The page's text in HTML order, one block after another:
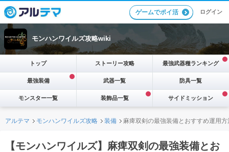
ゲームでポイ活 ログイン
モンハンワイルズ攻略wiki
トップ ストーリー攻略 最強武器種ランキング
最強装備 武器一覧 防具一覧
モンスター一覧 装飾品一覧 サイドミッション
アルテマ モンハンワイルズ攻略 装備 麻痺双剣の最強装備とおすすめ運用方
【モンハンワイルズ】麻痺双剣の最強装備とお